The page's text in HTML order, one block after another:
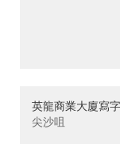
英龍商業大廈寫
尖沙咀